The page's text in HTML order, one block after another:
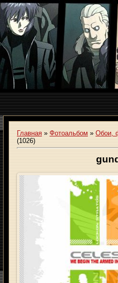
Главная » Фотоальбом » Обои,
(1026)